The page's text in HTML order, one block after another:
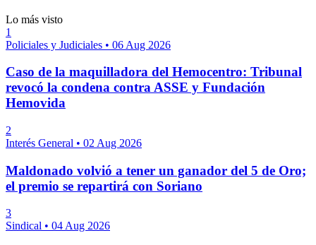
Lo más visto
1
Policiales y Judiciales • 06 Aug 2026
Caso de la maquilladora del Hemocentro: Tribunal
revocó la condena contra ASSE y Fundación
Hemovida
2
Interés General • 02 Aug 2026
Maldonado volvió a tener un ganador del 5 de Oro;
el premio se repartirá con Soriano
3
Sindical • 04 Aug 2026